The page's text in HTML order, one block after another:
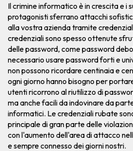
Il crimine informatico è in crescita e i
protagonisti sferrano attacchi
alla vostra azienda tramite
credenziali sono spesso ottenute
delle password, come password
necessario usare password forti e
non possono ricordare centinaia e
ogni giorno hanno bisogno per
utenti ricorrono al riutilizzo di
ma anche facili da indovinare da
informatici. Le credenziali rubate
principale di gran parte delle
con l'aumento dell'area di attacco
e sempre connesso dei giorni nostri.